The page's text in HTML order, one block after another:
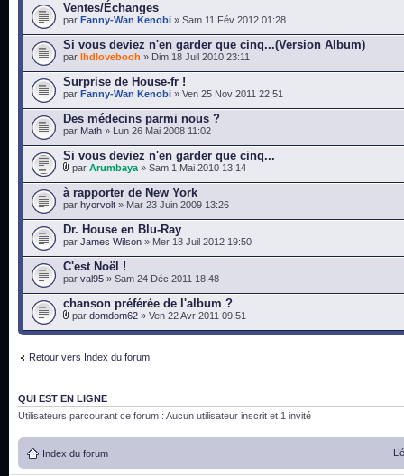
Ventes/Échanges
par Fanny-Wan Kenobi » Sam 11 Fév 2012 01:28
Si vous deviez n'en garder que cinq...(Version Album)
par lhdlovebooh » Dim 18 Juil 2010 23:11
Surprise de House-fr !
par Fanny-Wan Kenobi » Ven 25 Nov 2011 22:51
Des médecins parmi nous ?
par Math » Lun 26 Mai 2008 11:02
Si vous deviez n'en garder que cinq...
par Arumbaya » Sam 1 Mai 2010 13:14
à rapporter de New York
par hyorvolt » Mar 23 Juin 2009 13:26
Dr. House en Blu-Ray
par James Wilson » Mer 18 Juil 2012 19:50
C'est Noël !
par val95 » Sam 24 Déc 2011 18:48
chanson préférée de l'album ?
par domdom62 » Ven 22 Avr 2011 09:51
Retour vers Index du forum
QUI EST EN LIGNE
Utilisateurs parcourant ce forum : Aucun utilisateur inscrit et 1 invité
Index du forum